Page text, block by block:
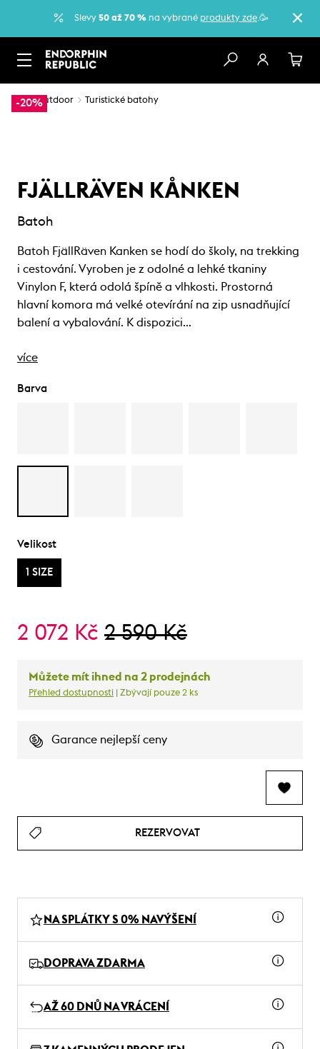
Slevy 50 až 70 % na vybrané produkty zde.🥳
-20%
… Outdoor Turistické batohy
FJÄLLRÄVEN KÅNKEN
Batoh
Batoh FjällRäven Kanken se hodí do školy, na trekking
i cestování. Vyroben je z odolné a lehké tkaniny
Vinylon F, která odolá špíně a vlhkosti. Prostorná
hlavní komora má velké otevírání na zip usnadňující
balení a vybalování. K dispozici…
více
Barva
Velikost
1 SIZE
2 072 Kč 2 590 Kč
Můžete mít ihned na 2 prodejnách
Přehled dostupnosti | Zbývají pouze 2 ks
Garance nejlepší ceny
REZERVOVAT
NA SPLÁTKY S 0% NAVÝŠENÍ
DOPRAVA ZDARMA
AŽ 60 DNŮ NA VRÁCENÍ